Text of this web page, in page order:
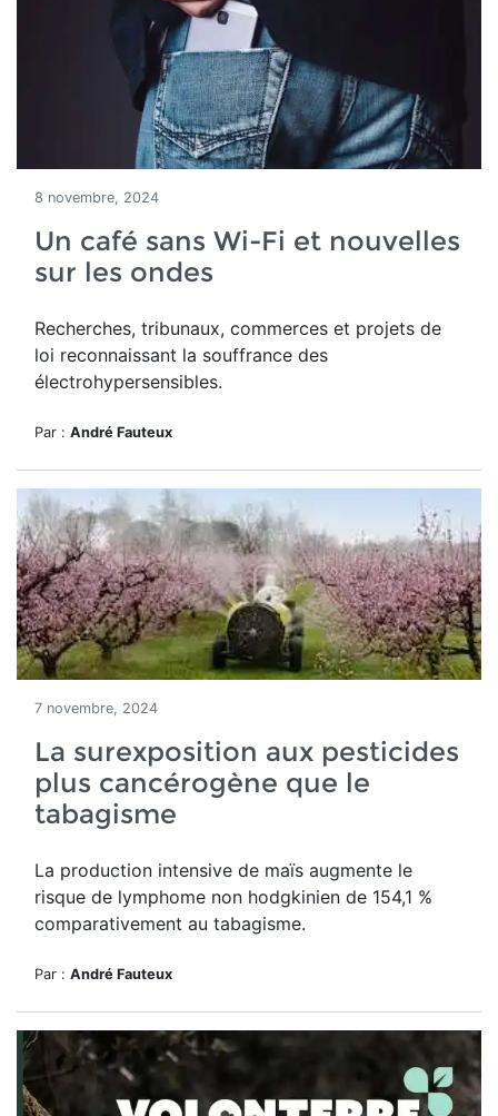
8 novembre, 2024
Un café sans Wi-Fi et nouvelles
sur les ondes
Recherches, tribunaux, commerces et projets de
loi reconnaissant la souffrance des
électrohypersensibles.
Par : André Fauteux
7 novembre, 2024
La surexposition aux pesticides
plus cancérogène que le
tabagisme
La production intensive de maïs augmente le
risque de lymphome non hodgkinien de 154,1 %
comparativement au tabagisme.
Par : André Fauteux